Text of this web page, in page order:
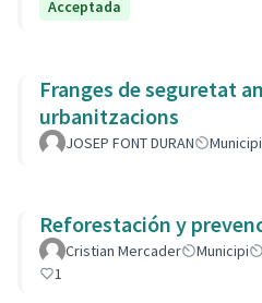
Acceptada
Franges de seguretat
urbanitzacions
JOSEP FONT DURAN Municipi
Reforestación y
Cristian Mercader Municipi
1